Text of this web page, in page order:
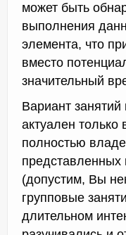
может быть
выполнения
элемента, что
вместо
значительный
Вариант
актуален
полностью
представленных
(допустим, Вы
групповые
длительном